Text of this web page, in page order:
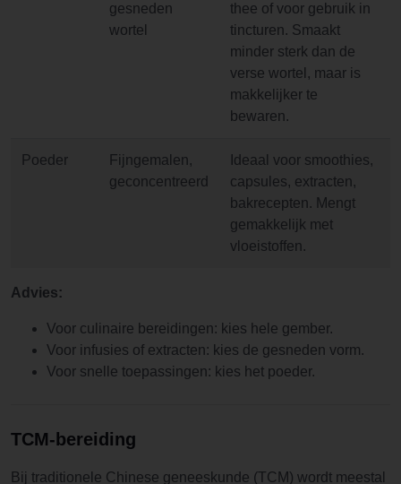
gesneden
wortel
thee of voor gebruik in
tincturen. Smaakt
minder sterk dan de
verse wortel, maar is
makkelijker te
bewaren.
Poeder
Fijngemalen,
geconcentreerd
Ideaal voor smoothies,
capsules, extracten,
bakrecepten. Mengt
gemakkelijk met
vloeistoffen.
Advies:
Voor culinaire bereidingen: kies hele gember.
Voor infusies of extracten: kies de gesneden vorm.
Voor snelle toepassingen: kies het poeder.
TCM-bereiding
Bij traditionele Chinese geneeskunde (TCM) wordt meestal